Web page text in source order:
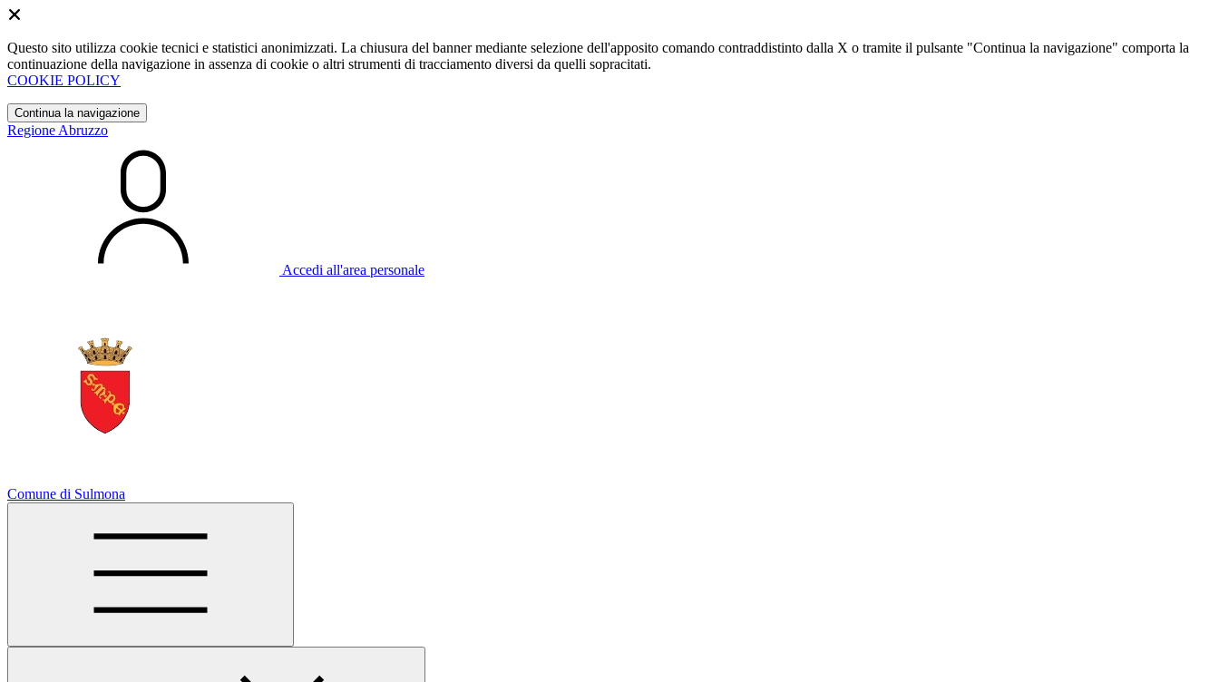
Questo sito utilizza cookie tecnici e statistici anonimizzati. La chiusura del banner mediante selezione dell'apposito comando contraddistinto dalla X o tramite il pulsante "Continua la navigazione" comporta la
continuazione della navigazione in assenza di cookie o altri strumenti di tracciamento diversi da quelli sopracitati.
COOKIE POLICY
Continua la navigazione
Regione Abruzzo
Accedi all'area personale
Comune di Sulmona